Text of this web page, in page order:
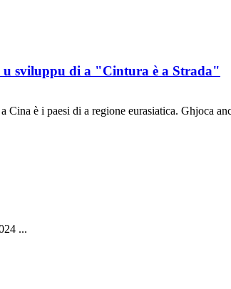
u sviluppu di a "Cintura è a Strada"
è i paesi di a regione eurasiatica. Ghjoca
...